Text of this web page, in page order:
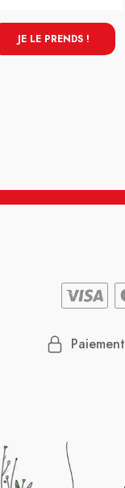
JE LE PRENDS !